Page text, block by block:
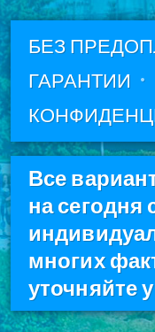
БЕЗ
ГАРАНТИИ
Все
на сегодня
многих
уточняйте